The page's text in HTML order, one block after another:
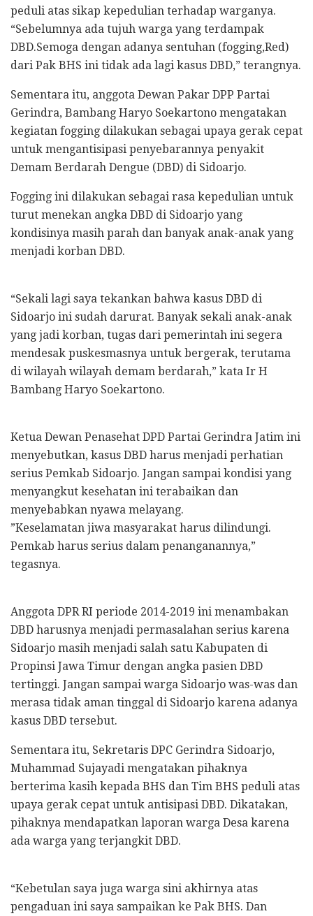
peduli atas sikap kepedulian terhadap warganya.
“Sebelumnya ada tujuh warga yang terdampak
DBD.Semoga dengan adanya sentuhan (fogging,Red)
dari Pak BHS ini tidak ada lagi kasus DBD,” terangnya.
Sementara itu, anggota Dewan Pakar DPP Partai
Gerindra, Bambang Haryo Soekartono mengatakan
kegiatan fogging dilakukan sebagai upaya gerak cepat
untuk mengantisipasi penyebarannya penyakit
Demam Berdarah Dengue (DBD) di Sidoarjo.
Fogging ini dilakukan sebagai rasa kepedulian untuk
turut menekan angka DBD di Sidoarjo yang
kondisinya masih parah dan banyak anak-anak yang
menjadi korban DBD.
“Sekali lagi saya tekankan bahwa kasus DBD di
Sidoarjo ini sudah darurat. Banyak sekali anak-anak
yang jadi korban, tugas dari pemerintah ini segera
mendesak puskesmasnya untuk bergerak, terutama
di wilayah wilayah demam berdarah,” kata Ir H
Bambang Haryo Soekartono.
Ketua Dewan Penasehat DPD Partai Gerindra Jatim ini
menyebutkan, kasus DBD harus menjadi perhatian
serius Pemkab Sidoarjo. Jangan sampai kondisi yang
menyangkut kesehatan ini terabaikan dan
menyebabkan nyawa melayang.
”Keselamatan jiwa masyarakat harus dilindungi.
Pemkab harus serius dalam penanganannya,”
tegasnya.
Anggota DPR RI periode 2014-2019 ini menambakan
DBD harusnya menjadi permasalahan serius karena
Sidoarjo masih menjadi salah satu Kabupaten di
Propinsi Jawa Timur dengan angka pasien DBD
tertinggi. Jangan sampai warga Sidoarjo was-was dan
merasa tidak aman tinggal di Sidoarjo karena adanya
kasus DBD tersebut.
Sementara itu, Sekretaris DPC Gerindra Sidoarjo,
Muhammad Sujayadi mengatakan pihaknya
berterima kasih kepada BHS dan Tim BHS peduli atas
upaya gerak cepat untuk antisipasi DBD. Dikatakan,
pihaknya mendapatkan laporan warga Desa karena
ada warga yang terjangkit DBD.
“Kebetulan saya juga warga sini akhirnya atas
pengaduan ini saya sampaikan ke Pak BHS. Dan